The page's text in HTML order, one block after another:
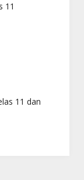
11
11 dan